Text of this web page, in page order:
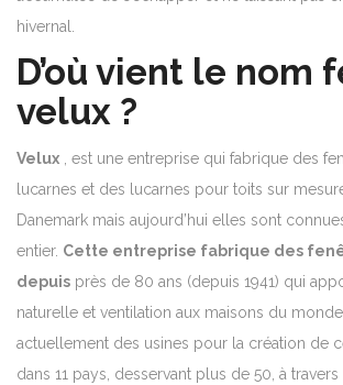
hivernal.
D’où vient le nom
velux ?
Velux , est une entreprise qui fabrique des
lucarnes et des lucarnes pour toits sur
Danemark mais aujourd’hui elles sont
entier. Cette entreprise fabrique des
depuis près de 80 ans (depuis 1941) qui
naturelle et ventilation aux maisons du monde
actuellement des usines pour la création de
dans 11 pays, desservant plus de 50, à